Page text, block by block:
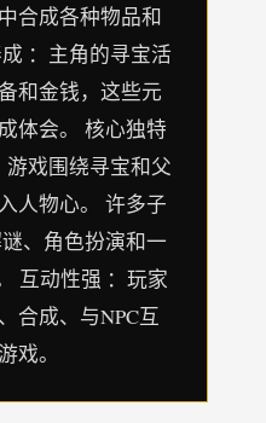
合成各种物品和
：主角的寻宝活
和金钱，这些元
体会。 核心独特
戏围绕寻宝和父
人物心。 许多子
、角色扮演和一
互动性强 ：玩家
合成、与NPC互
戏。